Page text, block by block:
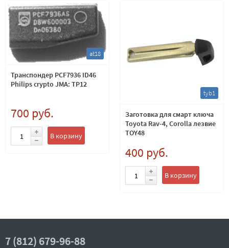
at18
Транспондер PCF7936 ID46
Philips crypto JMA: TP12
700 руб.
В корзину
tyb1
Заготовка для смарт ключа
Toyota Rav-4, Corolla лезвие
TOY48
400 руб.
В корзину
7 (812) 679-96-88